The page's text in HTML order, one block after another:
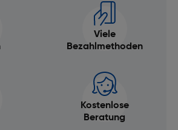
(NFC): Nein
Ja
Viele
Bezahlmethoden
Kostenlose
Beratung